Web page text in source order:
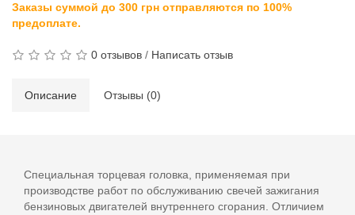
Заказы суммой до 300 грн отправляются по 100%
предоплате.
0 отзывов / Написать отзыв
Описание Отзывы (0)
Специальная торцевая головка, применяемая при
производстве работ по обслуживанию свечей зажигания
бензиновых двигателей внутреннего сгорания. Отличием